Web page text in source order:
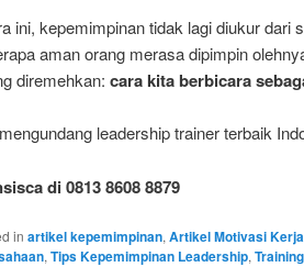
ini, kepemimpinan tidak lagi diukur dari
aman orang merasa dipimpin
diremehkan: cara kita berbicara
leadership trainer terbaik
di 0813 8608 8879
in artikel kepemimpinan, Artikel Motivasi Kerja
, Tips Kepemimpinan Leadership,